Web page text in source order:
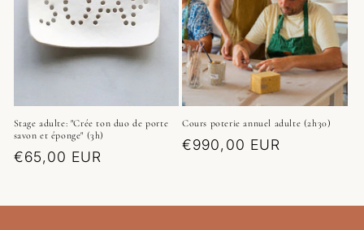
Stage adulte: "Crée ton duo de porte
savon et éponge" (3h)
Prix
€65,00 EUR
Cours poterie annuel adulte (2h30)
Prix
€990,00 EUR